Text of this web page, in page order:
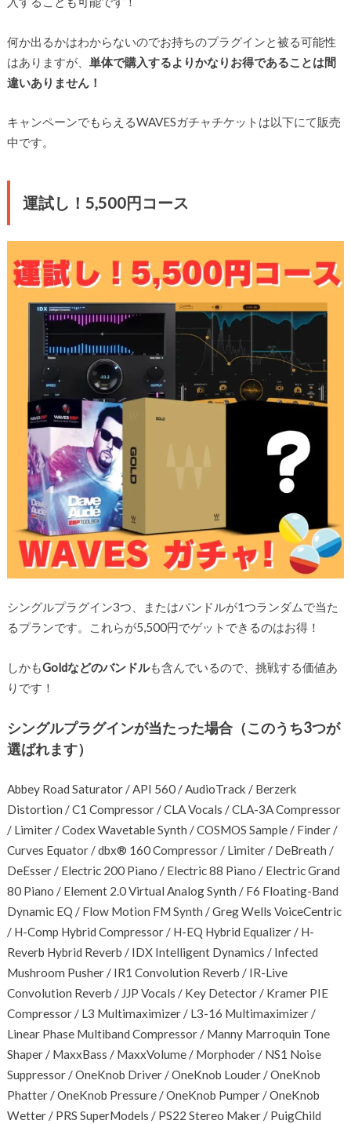
何か出るかはわからないのでお持ちのプラグインと被る可能性
はありますが、 単体で購入するよりかなりお得であることは間
違いありません！
キャンペーンでもらえるWAVESガチャチケットは以下にて販売
中です。
運試し！5,500円コース
シングルプラグイン3つ、またはバンドルが1つランダムで当た
るプランです。これらが5,500円でゲットできるのはお得！
しかもGoldなどのバンドルも含んでいるので、挑戦する価値あ
りです！
シングルプラグインが当たった場合（このうち3つが
選ばれます）
Abbey Road Saturator / API 560 / AudioTrack / Berzerk
Distortion / C1 Compressor / CLA Vocals / CLA-3A Compressor
/ Limiter / Codex Wavetable Synth / COSMOS Sample / Finder /
Curves Equator / dbx® 160 Compressor / Limiter / DeBreath /
DeEsser / Electric 200 Piano / Electric 88 Piano / Electric Grand
80 Piano / Element 2.0 Virtual Analog Synth / F6 Floating-Band
Dynamic EQ / Flow Motion FM Synth / Greg Wells VoiceCentric
/ H-Comp Hybrid Compressor / H-EQ Hybrid Equalizer / H-
Reverb Hybrid Reverb / IDX Intelligent Dynamics / Infected
Mushroom Pusher / IR1 Convolution Reverb / IR-Live
Convolution Reverb / JJP Vocals / Key Detector / Kramer PIE
Compressor / L3 Multimaximizer / L3-16 Multimaximizer /
Linear Phase Multiband Compressor / Manny Marroquin Tone
Shaper / MaxxBass / MaxxVolume / Morphoder / NS1 Noise
Suppressor / OneKnob Driver / OneKnob Louder / OneKnob
Phatter / OneKnob Pressure / OneKnob Pumper / OneKnob
Wetter / PRS SuperModels / PS22 Stereo Maker / PuigChild